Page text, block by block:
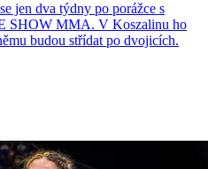
jen dva týdny po porážce s
SHOW MMA. V Koszalinu ho
budou střídat po dvojicích.